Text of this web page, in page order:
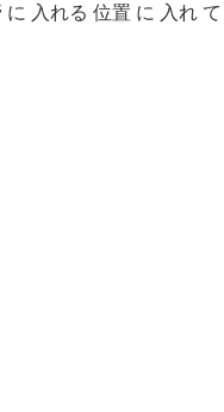
入れる 位置 に 入れ